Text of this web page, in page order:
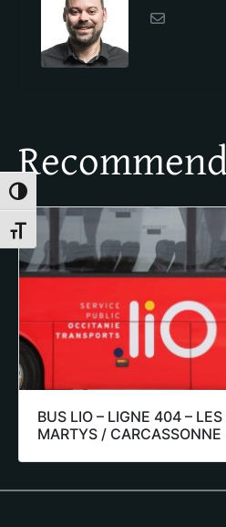
Toggle High Contrast
Toggle Font size
BUS LIO – LIGNE 404 – LES
MARTYS / CARCASSONNE